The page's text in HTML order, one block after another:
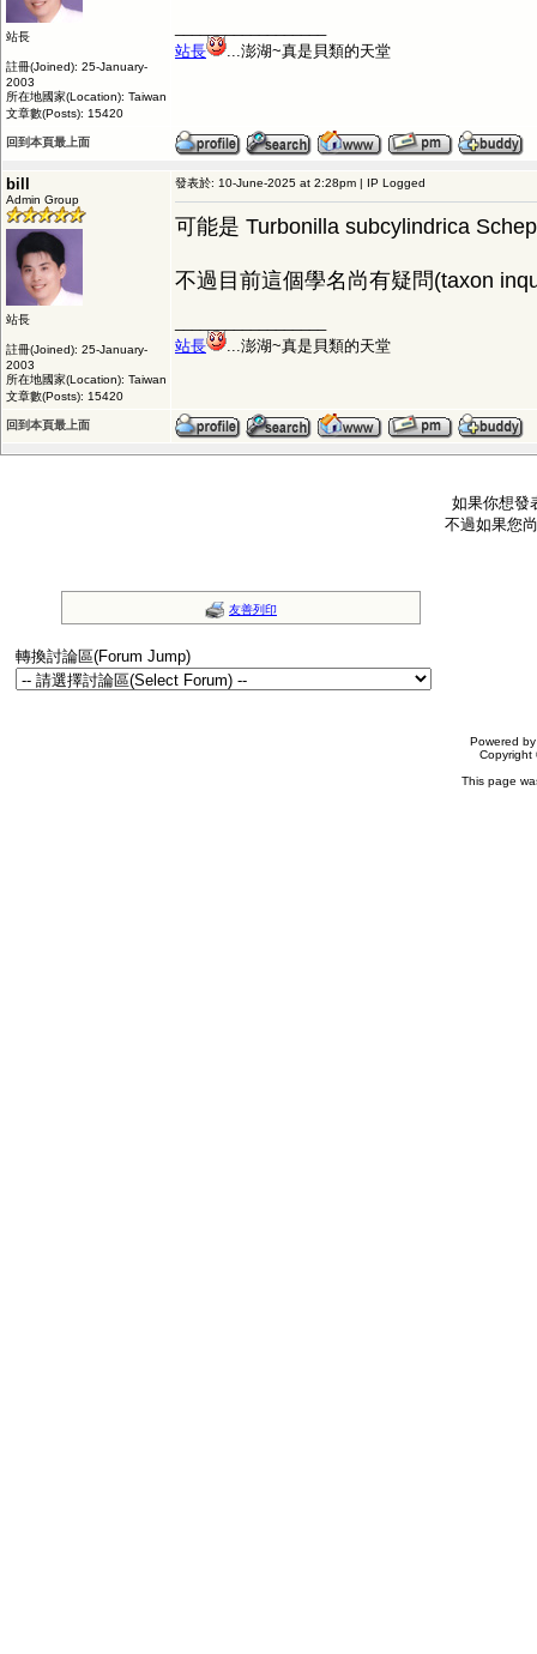
站長
註冊(Joined): 25-January-
2003
所在地國家(Location): Taiwan
文章數(Posts): 15420
站長
...澎湖~真是貝類的天堂
回到本頁最上面
bill
Admin Group
站長
註冊(Joined): 25-January-
2003
所在地國家(Location): Taiwan
文章數(Posts): 15420
發表於: 10-June-2025 at 2:28pm | IP Logged
可能是 Turbonilla subcylindrica
不過目前這個學名尚有疑問(taxon
站長
...澎湖~真是貝類的天堂
回到本頁最上面
如果你想發
不過如果您
友善列印
轉換討論區(Forum Jump)
Powered
This page